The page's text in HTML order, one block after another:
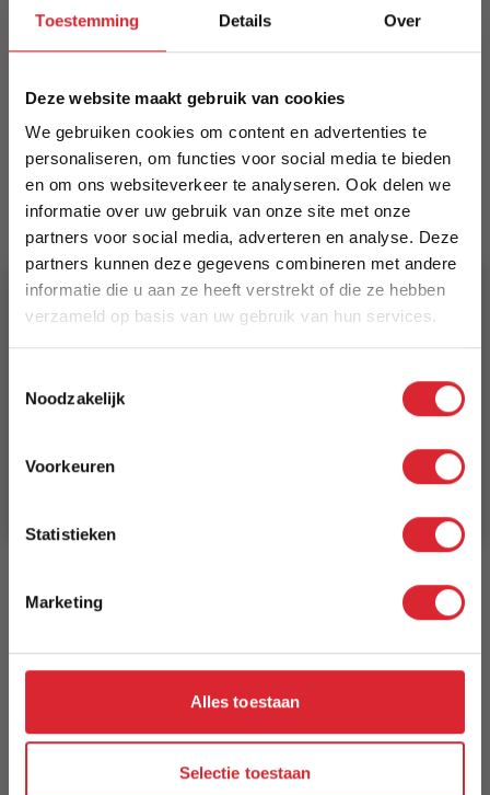
Toestemming Details Over
Deze website maakt gebruik van cookies
We gebruiken cookies om content en advertenties te
personaliseren, om functies voor social media te bieden
en om ons websiteverkeer te analyseren. Ook delen we
informatie over uw gebruik van onze site met onze
partners voor social media, adverteren en analyse. Deze
partners kunnen deze gegevens combineren met andere
informatie die u aan ze heeft verstrekt of die ze hebben
verzameld op basis van uw gebruik van hun services.
Noodzakelijk
Voorkeuren
Statistieken
Marketing
Alles toestaan
Selectie toestaan
slanke zwarte metalen poten. Luxueus zit‑ en
loungecomfort, ruimtebesparend ontwerp;
Uw naam
Meer informatie
Merk
Dimehouse
EAN
8720239841190
€ 1.499,94
Levertijd